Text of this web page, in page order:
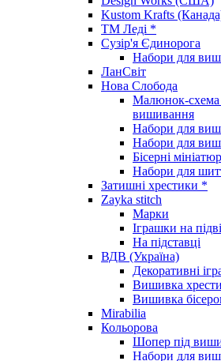
Kustom Krafts
ТМ Леді *
Сузір'я Єдинорога
Набори для
ЛанСвіт
Нова Слобода
Малюнок-схема
вишивання
Набори для
Набори для
Бісерні
Набори для
Затишні хрестики *
Zayka stitch
Марки
Іграшки на
На підставці
ВДВ (Україна)
Декоративні
Вишивка
Вишивка
Mirabilia
Кольорова
Шопер під
Набори для